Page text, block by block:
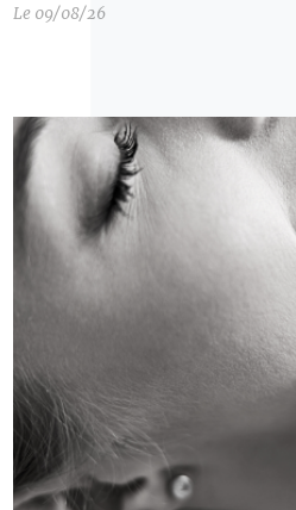
Le 09/08/26